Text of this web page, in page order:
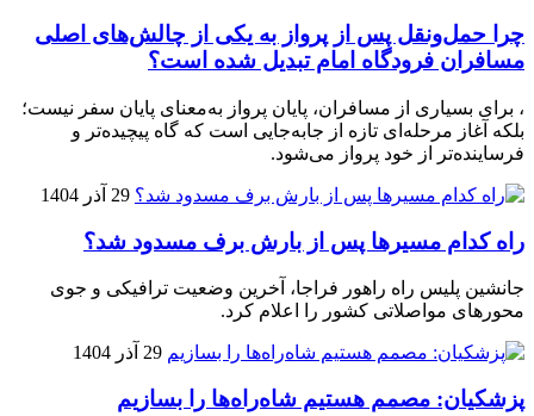
چرا حمل‌ونقل پس از پرواز به یکی از چالش‌های اصلی
مسافران فرودگاه امام تبدیل شده است؟
، برای بسیاری از مسافران، پایان پرواز به‌معنای پایان سفر نیست؛
بلکه آغاز مرحله‌ای تازه از جابه‌جایی است که گاه پیچیده‌تر و
فرساینده‌تر از خود پرواز می‌شود.
29 آذر 1404
راه کدام مسیرها پس از بارش برف مسدود شد؟
جانشین پلیس راه راهور فراجا، آخرین وضعیت ترافیکی و جوی
محورهای مواصلاتی کشور را اعلام کرد.
29 آذر 1404
پزشکیان: مصمم هستیم شاه‌راه‌ها را بسازیم